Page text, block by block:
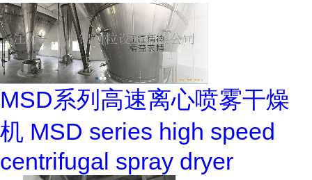
MSD系列高速离心喷雾干燥
机 MSD series high speed
centrifugal spray dryer